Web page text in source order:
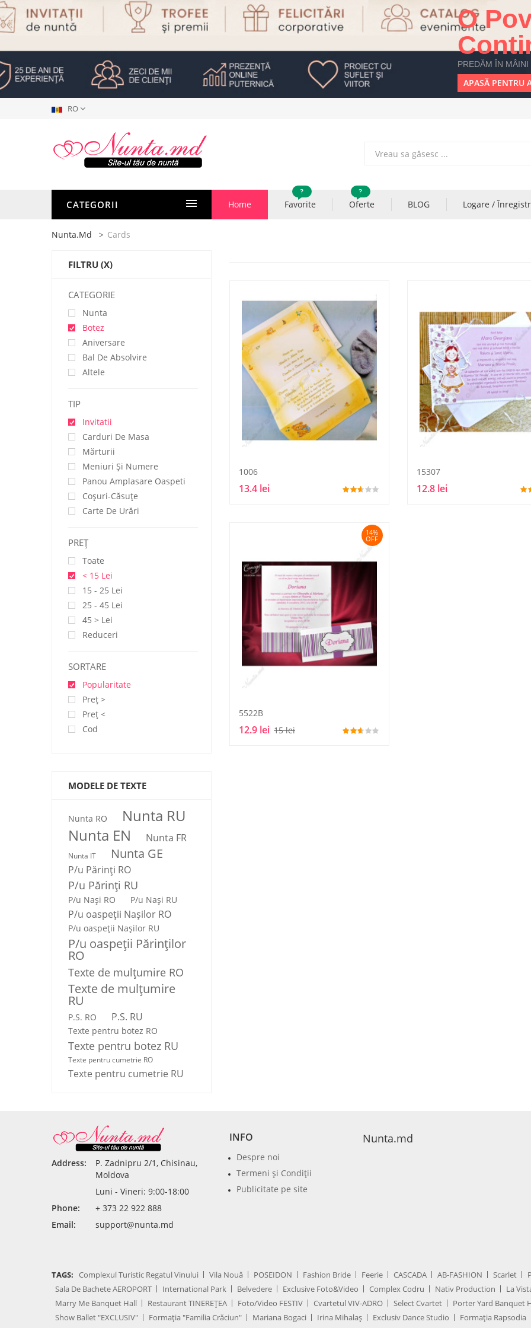
O
PREDĂM ÎN MÂINI
APASĂ PENTRU
RO
CATEGORII Home Favorite
?
Oferte
?
BLOG Logare /
Nunta.md Cards
FILTRU (X)
CATEGORIE
Nunta
Botez
Aniversare
Bal De Absolvire
Altele
TIP
Invitatii
Carduri De Masa
Mărturii
Meniuri Și Numere
Panou Amplasare Oaspeti
Coșuri-Căsuțe
Carte De Urări
PREŢ
Toate
< 15 Lei
15 - 25 Lei
25 - 45 Lei
45 > Lei
Reduceri
SORTARE
Popularitate
Preţ >
Preţ <
Cod
MODELE DE TEXTE
Nunta RO
Nunta RU
Nunta EN
Nunta FR
Nunta IT Nunta GE
P/u Părinți RO
P/u Părinți RU
P/u Nași RO P/u Nași RU
P/u oaspeții Nașilor RO
P/u oaspeții Nașilor RU
P/u oaspeţii Părinţilor
RO
Texte de mulţumire RO
Texte de mulţumire
RU
P.S. RO P.S. RU
Texte pentru botez RO
Texte pentru botez RU
Texte pentru cumetrie RO
Texte pentru cumetrie RU
1006
13.4 lei
15307
12.8 lei
14%
OFF
5522B
12.9 lei 15 lei
Address:
P. Zadnipru 2/1, Chisinau,
Moldova
Luni - Vineri: 9:00-18:00
Phone:
+ 373 22 922 888
Email:
support@nunta.md
INFO
Despre noi
Termeni şi Condiţii
Publicitate pe site
Nunta.md
TAGS: Complexul Turistic Regatul Vinului Vila Nouă POSEIDON Fashion Bride Feerie CASCADA AB-FASHION Scarlet
Sala De Bachete AEROPORT
International Park Belvedere Exclusive Foto&Video Complex Codru Nativ Production
La
Marry Me Banquet Hall
Restaurant TINEREȚEA Foto/Video FESTIV Cvartetul VIV-ADRO Select Cvartet
Porter Yard Banquet
Show Ballet "EXCLUSIV"
Formația "Familia Crăciun" Mariana Bogaci Irina Mihalaș Exclusiv Dance Studio
Formația Rapsodia